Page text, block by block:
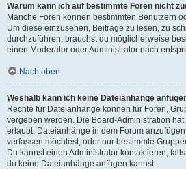
Warum kann ich auf bestimmte Foren nicht
Manche Foren können bestimmten Benutzern
Um diese einzusehen, Beiträge zu lesen, zu
durchzuführen, brauchst du möglicherweise
einen Moderator oder Administrator nach
Nach oben
Weshalb kann ich keine Dateianhänge
Rechte für Dateianhänge können für Foren,
vergeben werden. Die Board-Administration
erlaubt, Dateianhänge in dem Forum
verfassen möchtest, oder nur bestimmte
Du kannst einen Administrator kontaktieren,
du keine Dateianhänge anfügen kannst.